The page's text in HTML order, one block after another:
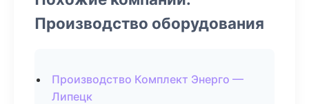
Производство оборудования
Производство Комплект Энерго —
Липецк